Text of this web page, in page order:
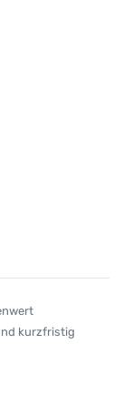
kurzfristig